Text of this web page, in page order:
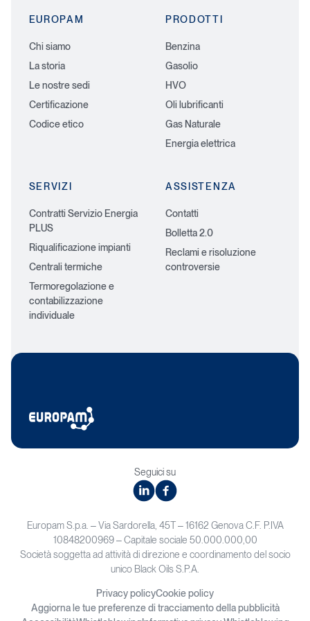
EUROPAM
Chi siamo
La storia
Le nostre sedi
Certificazione
Codice etico
PRODOTTI
Benzina
Gasolio
HVO
Oli lubrificanti
Gas Naturale
Energia elettrica
SERVIZI
Contratti Servizio Energia
PLUS
Riqualificazione impianti
Centrali termiche
Termoregolazione e
contabilizzazione
individuale
ASSISTENZA
Contatti
Bolletta 2.0
Reclami e risoluzione
controversie
Seguici su
linkedinfacebook
Europam S.p.a. – Via Sardorella, 45T – 16162 Genova C.F. P.IVA
10848200969 – Capitale sociale 50.000.000,00
Società soggetta ad attività di direzione e coordinamento del socio
unico Black Oils S.P.A.
Privacy policyCookie policy
Aggiorna le tue preferenze di tracciamento della pubblicità